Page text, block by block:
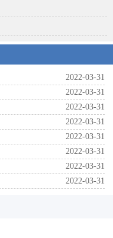
2022-03-31
2022-03-31
2022-03-31
2022-03-31
2022-03-31
2022-03-31
2022-03-31
2022-03-31